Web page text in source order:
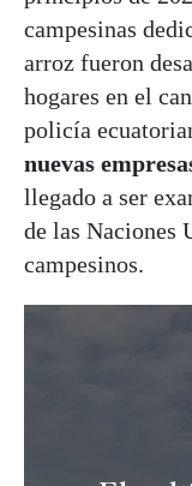
campesinas
arroz fueron
hogares en el
policía
nuevas
llegado a ser
de las Naciones
campesinos.